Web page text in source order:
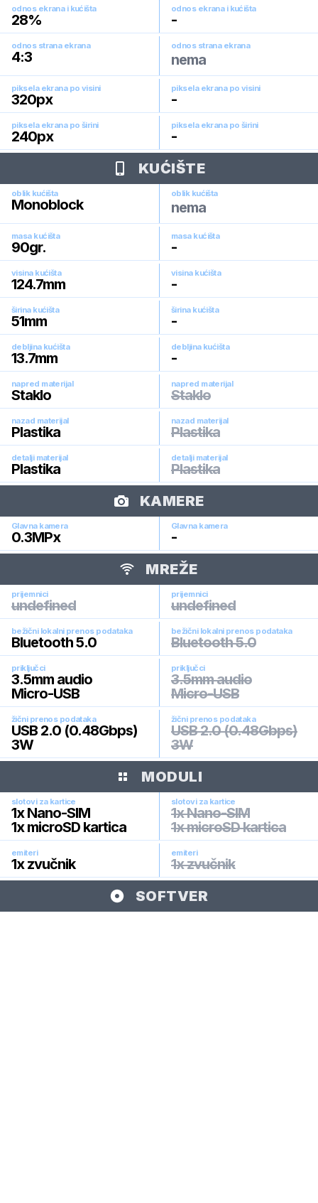
odnos ekrana i kućišta
28%
odnos ekrana i kućišta
-
odnos strana ekrana
4:3
odnos strana ekrana
nema
piksela ekrana po visini
320px
piksela ekrana po visini
-
piksela ekrana po širini
240px
piksela ekrana po širini
-
KUĆIŠTE
oblik kućišta
Monoblock
oblik kućišta
nema
masa kućišta
90gr.
masa kućišta
-
visina kućišta
124.7mm
visina kućišta
-
širina kućišta
51mm
širina kućišta
-
debljina kućišta
13.7mm
debljina kućišta
-
napred materijal
Staklo
napred materijal
Staklo
nazad materijal
Plastika
nazad materijal
Plastika
detalji materijal
Plastika
detalji materijal
Plastika
KAMERE
Glavna kamera
0.3MPx
Glavna kamera
-
MREŽE
prijemnici
undefined
prijemnici
undefined
bežični lokalni prenos podataka
Bluetooth 5.0
bežični lokalni prenos podataka
Bluetooth 5.0
priključci
3.5mm audio
Micro-USB
priključci
3.5mm audio
Micro-USB
žični prenos podataka
USB 2.0 (0.48Gbps)
3W
žični prenos podataka
USB 2.0 (0.48Gbps)
3W
MODULI
slotovi za kartice
1x Nano-SIM
1x microSD kartica
slotovi za kartice
1x Nano-SIM
1x microSD kartica
emiteri
1x zvučnik
emiteri
1x zvučnik
SOFTVER